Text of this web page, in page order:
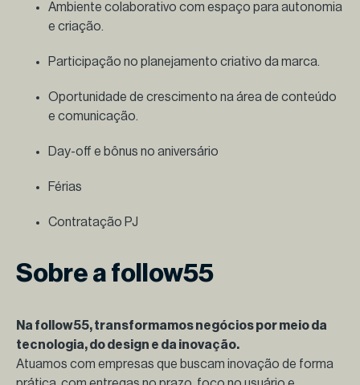
Ambiente colaborativo com espaço para autonomia
e criação.
Participação no planejamento criativo da marca.
Oportunidade de crescimento na área de conteúdo
e comunicação.
Day-off e bônus no aniversário
Férias
Contratação PJ
Sobre a follow55
Na follow55, transformamos negócios por meio da
tecnologia, do design e da inovação.
Atuamos com empresas que buscam inovação de forma